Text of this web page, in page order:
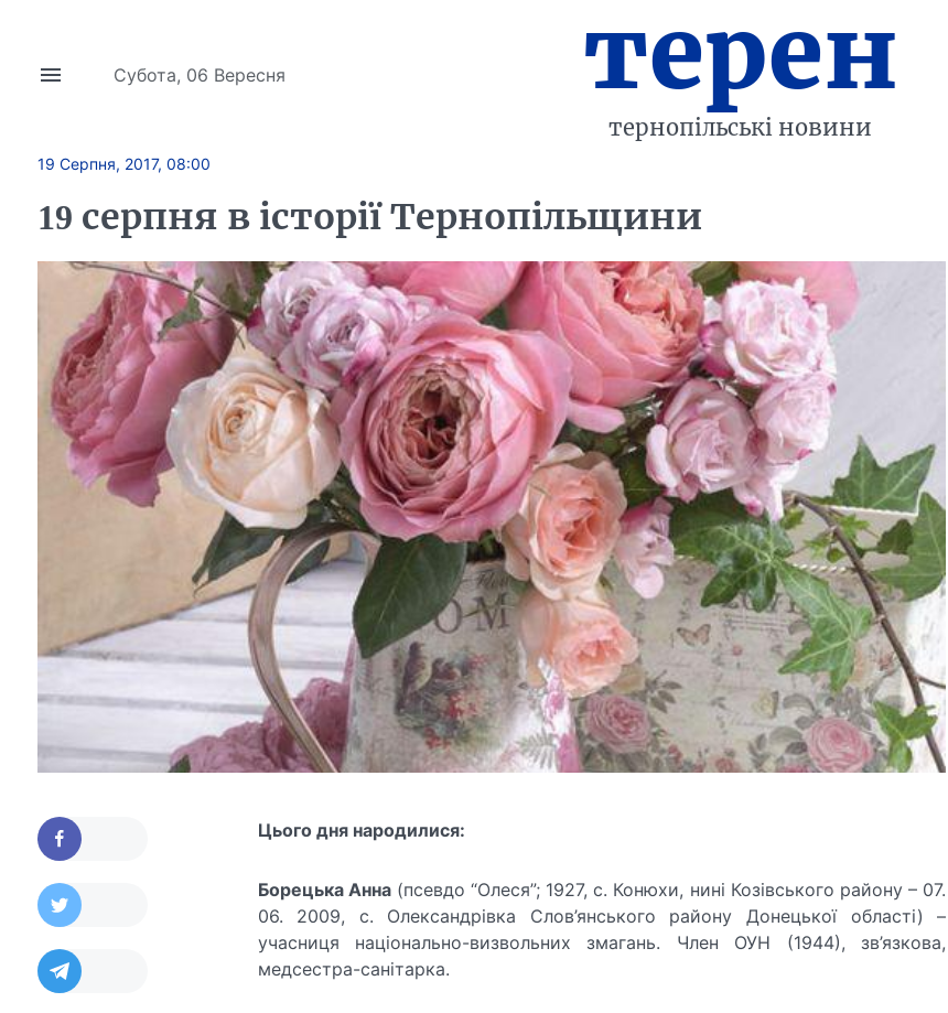
Субота, 06 Вересня терен
тернопільські новини
19 Серпня, 2017, 08:00
19 серпня в історії Тернопільщини
Цього дня народилися:
Борецька Анна(псевдо “Олеся”; 1927, с. Конюхи, нині Козівського району – 07.
06. 2009, с. Олександрівка Слов’янського району Донецької області) –
учасниця національно-визвольних змагань. Член ОУН (1944), зв’язкова,
медсестра-санітарка.